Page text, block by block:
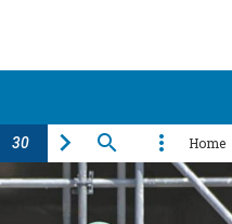
Programma's
Home